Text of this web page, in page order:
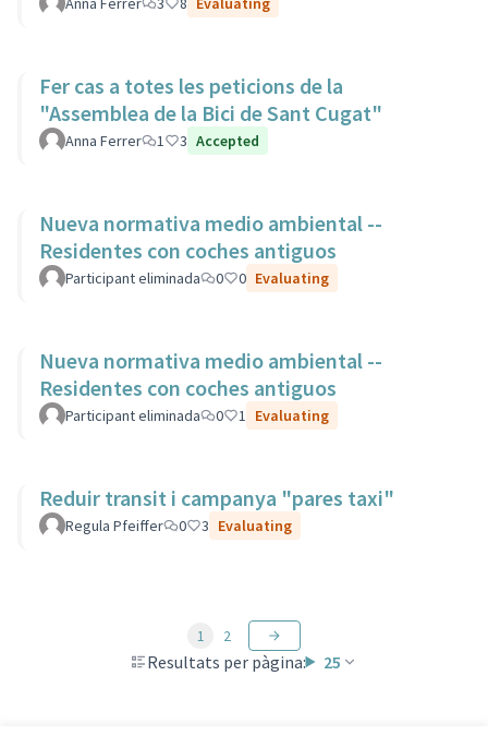
Fer cas a totes les peticions de la
"Assemblea de la Bici de Sant Cugat"
Anna Ferrer 1 3 Accepted
Nueva normativa medio ambiental --
Residentes con coches antiguos
Participant eliminada 0 0 Evaluating
Nueva normativa medio ambiental --
Residentes con coches antiguos
Participant eliminada 0 1 Evaluating
Reduir transit i campanya "pares taxi"
Regula Pfeiffer 0 3 Evaluating
Resultats per pàgina: 25
1 2